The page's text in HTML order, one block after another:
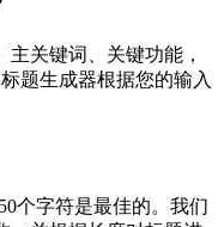
主关键词、关键功能，
题生成器根据您的输入
个字符是最佳的。我们